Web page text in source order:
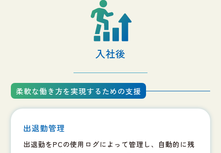
入社後
柔軟な働き方を実現するための支援
出退勤管理
出退勤をPCの使用ログによって管理し、自動的に残